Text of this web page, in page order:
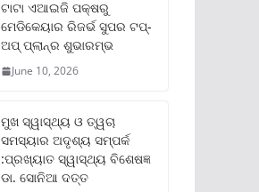
ଟାଟା ଏଆଇଜି ପକ୍ଷରୁ
ମେଡିକେୟାର ରିଜର୍ଭ ସୁପର ଟପ୍‌-
ଅପ୍ ପ୍ଲାନ୍‌ର ଶୁଭାରମ୍ଭ
June 10, 2026
ମୁଖ ସ୍ୱାସ୍ଥ୍ୟ ଓ ତ୍ୱଚା
ସମସ୍ୟାର ଅଦୃଶ୍ୟ ସମ୍ପର୍କ
:ପ୍ରଖ୍ୟାତ ସ୍ୱାସ୍ଥ୍ୟ ବିଶେଷଜ୍ଞ
ଡା. ସୋନିଆ ଦତ୍ତ